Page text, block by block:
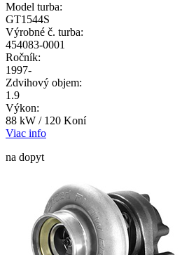
Model turba:
GT1544S
Výrobné č. turba:
454083-0001
Ročník:
1997-
Zdvihový objem:
1.9
Výkon:
88 kW / 120 Koní
Viac info
na dopyt